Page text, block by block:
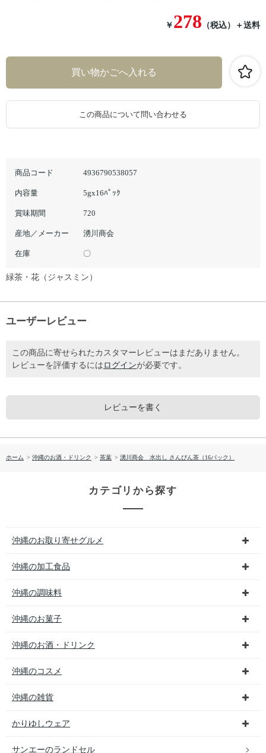
￥ 278 （税込） ＋送料
商品コード 4936790538057
内容量 5gx16ﾊﾟｯｸ
賞味期間 720
産地／メーカー 湧川商会
在庫 〇
この商品について問い合わせる
緑茶・花（ジャスミン）
ユーザーレビュー
この商品に寄せられたカスタマーレビューはまだありません。
レビューを評価するには ログインが必要です。
レビューを書く
ホーム > 沖縄のお酒・ドリンク > 茶葉 > 湧川商会 水出し さんぴん茶（16パック）
カテゴリから探す
沖縄のお取り寄せグルメ
沖縄の加工食品
沖縄の調味料
沖縄のお菓子
沖縄のお酒・ドリンク
沖縄のコスメ
沖縄の雑貨
かりゆしウェア
サンエーのランドセル